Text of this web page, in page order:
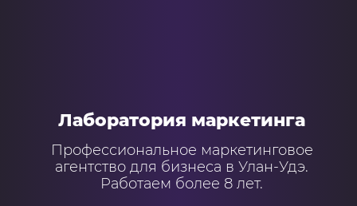
Лаборатория маркетинга
Профессиональное маркетинговое
агентство для бизнеса в Улан-Удэ.
Работаем более 8 лет.